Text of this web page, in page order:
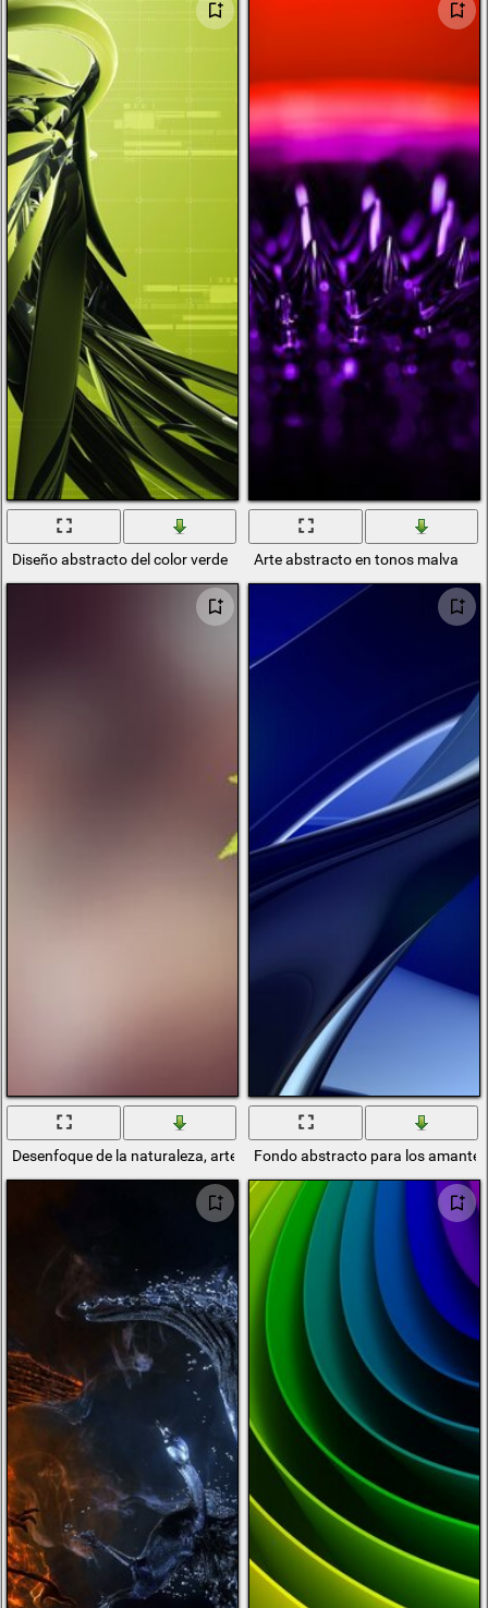
Diseño abstracto del color verde Arte abstracto en tonos malva
Desenfoque de la naturaleza, arte abstractoFondo abstracto para los